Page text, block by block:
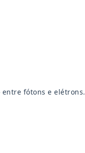
fótons e elétrons.